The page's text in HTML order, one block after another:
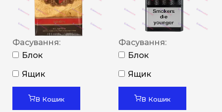
Фасування:
Блок
Ящик
В Кошик
Фасування:
Блок
Ящик
В Кошик